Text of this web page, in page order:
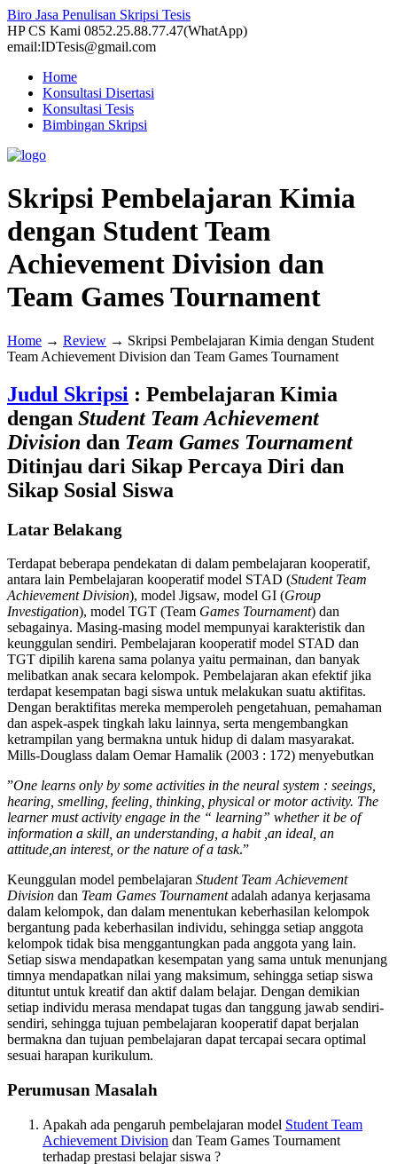
Biro Jasa Penulisan Skripsi Tesis
HP CS Kami 0852.25.88.77.47(WhatApp)
email:IDTesis@gmail.com
Home
Konsultasi Disertasi
Konsultasi Tesis
Bimbingan Skripsi
Skripsi Pembelajaran Kimia
dengan Student Team
Achievement Division dan
Team Games Tournament
Home → Review → Skripsi Pembelajaran Kimia dengan Student
Team Achievement Division dan Team Games Tournament
Judul Skripsi : Pembelajaran Kimia
dengan Student Team Achievement
Division dan Team Games Tournament
Ditinjau dari Sikap Percaya Diri dan
Sikap Sosial Siswa
Latar Belakang
Terdapat beberapa pendekatan di dalam pembelajaran kooperatif,
antara lain Pembelajaran kooperatif model STAD (Student Team
Achievement Division), model Jigsaw, model GI (Group
Investigation), model TGT (Team Games Tournament) dan
sebagainya. Masing-masing model mempunyai karakteristik dan
keunggulan sendiri. Pembelajaran kooperatif model STAD dan
TGT dipilih karena sama polanya yaitu permainan, dan banyak
melibatkan anak secara kelompok. Pembelajaran akan efektif jika
terdapat kesempatan bagi siswa untuk melakukan suatu aktifitas.
Dengan beraktifitas mereka memperoleh pengetahuan, pemahaman
dan aspek-aspek tingkah laku lainnya, serta mengembangkan
ketrampilan yang bermakna untuk hidup di dalam masyarakat.
Mills-Douglass dalam Oemar Hamalik (2003 : 172) menyebutkan
”One learns only by some activities in the neural system : seeings,
hearing, smelling, feeling, thinking, physical or motor activity. The
learner must activity engage in the “ learning” whether it be of
information a skill, an understanding, a habit ,an ideal, an
attitude,an interest, or the nature of a task.”
Keunggulan model pembelajaran Student Team Achievement
Division dan Team Games Tournamentadalah adanya kerjasama
dalam kelompok, dan dalam menentukan keberhasilan kelompok
bergantung pada keberhasilan individu, sehingga setiap anggota
kelompok tidak bisa menggantungkan pada anggota yang lain.
Setiap siswa mendapatkan kesempatan yang sama untuk menunjang
timnya mendapatkan nilai yang maksimum, sehingga setiap siswa
dituntut untuk kreatif dan aktif dalam belajar. Dengan demikian
setiap individu merasa mendapat tugas dan tanggung jawab sendiri-
sendiri, sehingga tujuan pembelajaran kooperatif dapat berjalan
bermakna dan tujuan pembelajaran dapat tercapai secara optimal
sesuai harapan kurikulum.
Perumusan Masalah
Apakah ada pengaruh pembelajaran model Student Team
Achievement Division dan Team Games Tournament
terhadap prestasi belajar siswa ?